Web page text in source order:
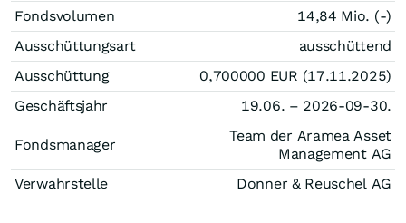
Fondsvolumen
14,84 Mio. (-)
Ausschüttungsart
ausschüttend
Ausschüttung
0,700000 EUR (17.11.2025)
Geschäftsjahr
19.06. – 2026-09-30.
Fondsmanager
Team der Aramea Asset
Management AG
Verwahrstelle
Donner & Reuschel AG